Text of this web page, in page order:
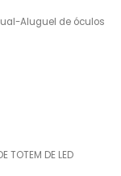
Aluguel de óculos
TOTEM DE LED